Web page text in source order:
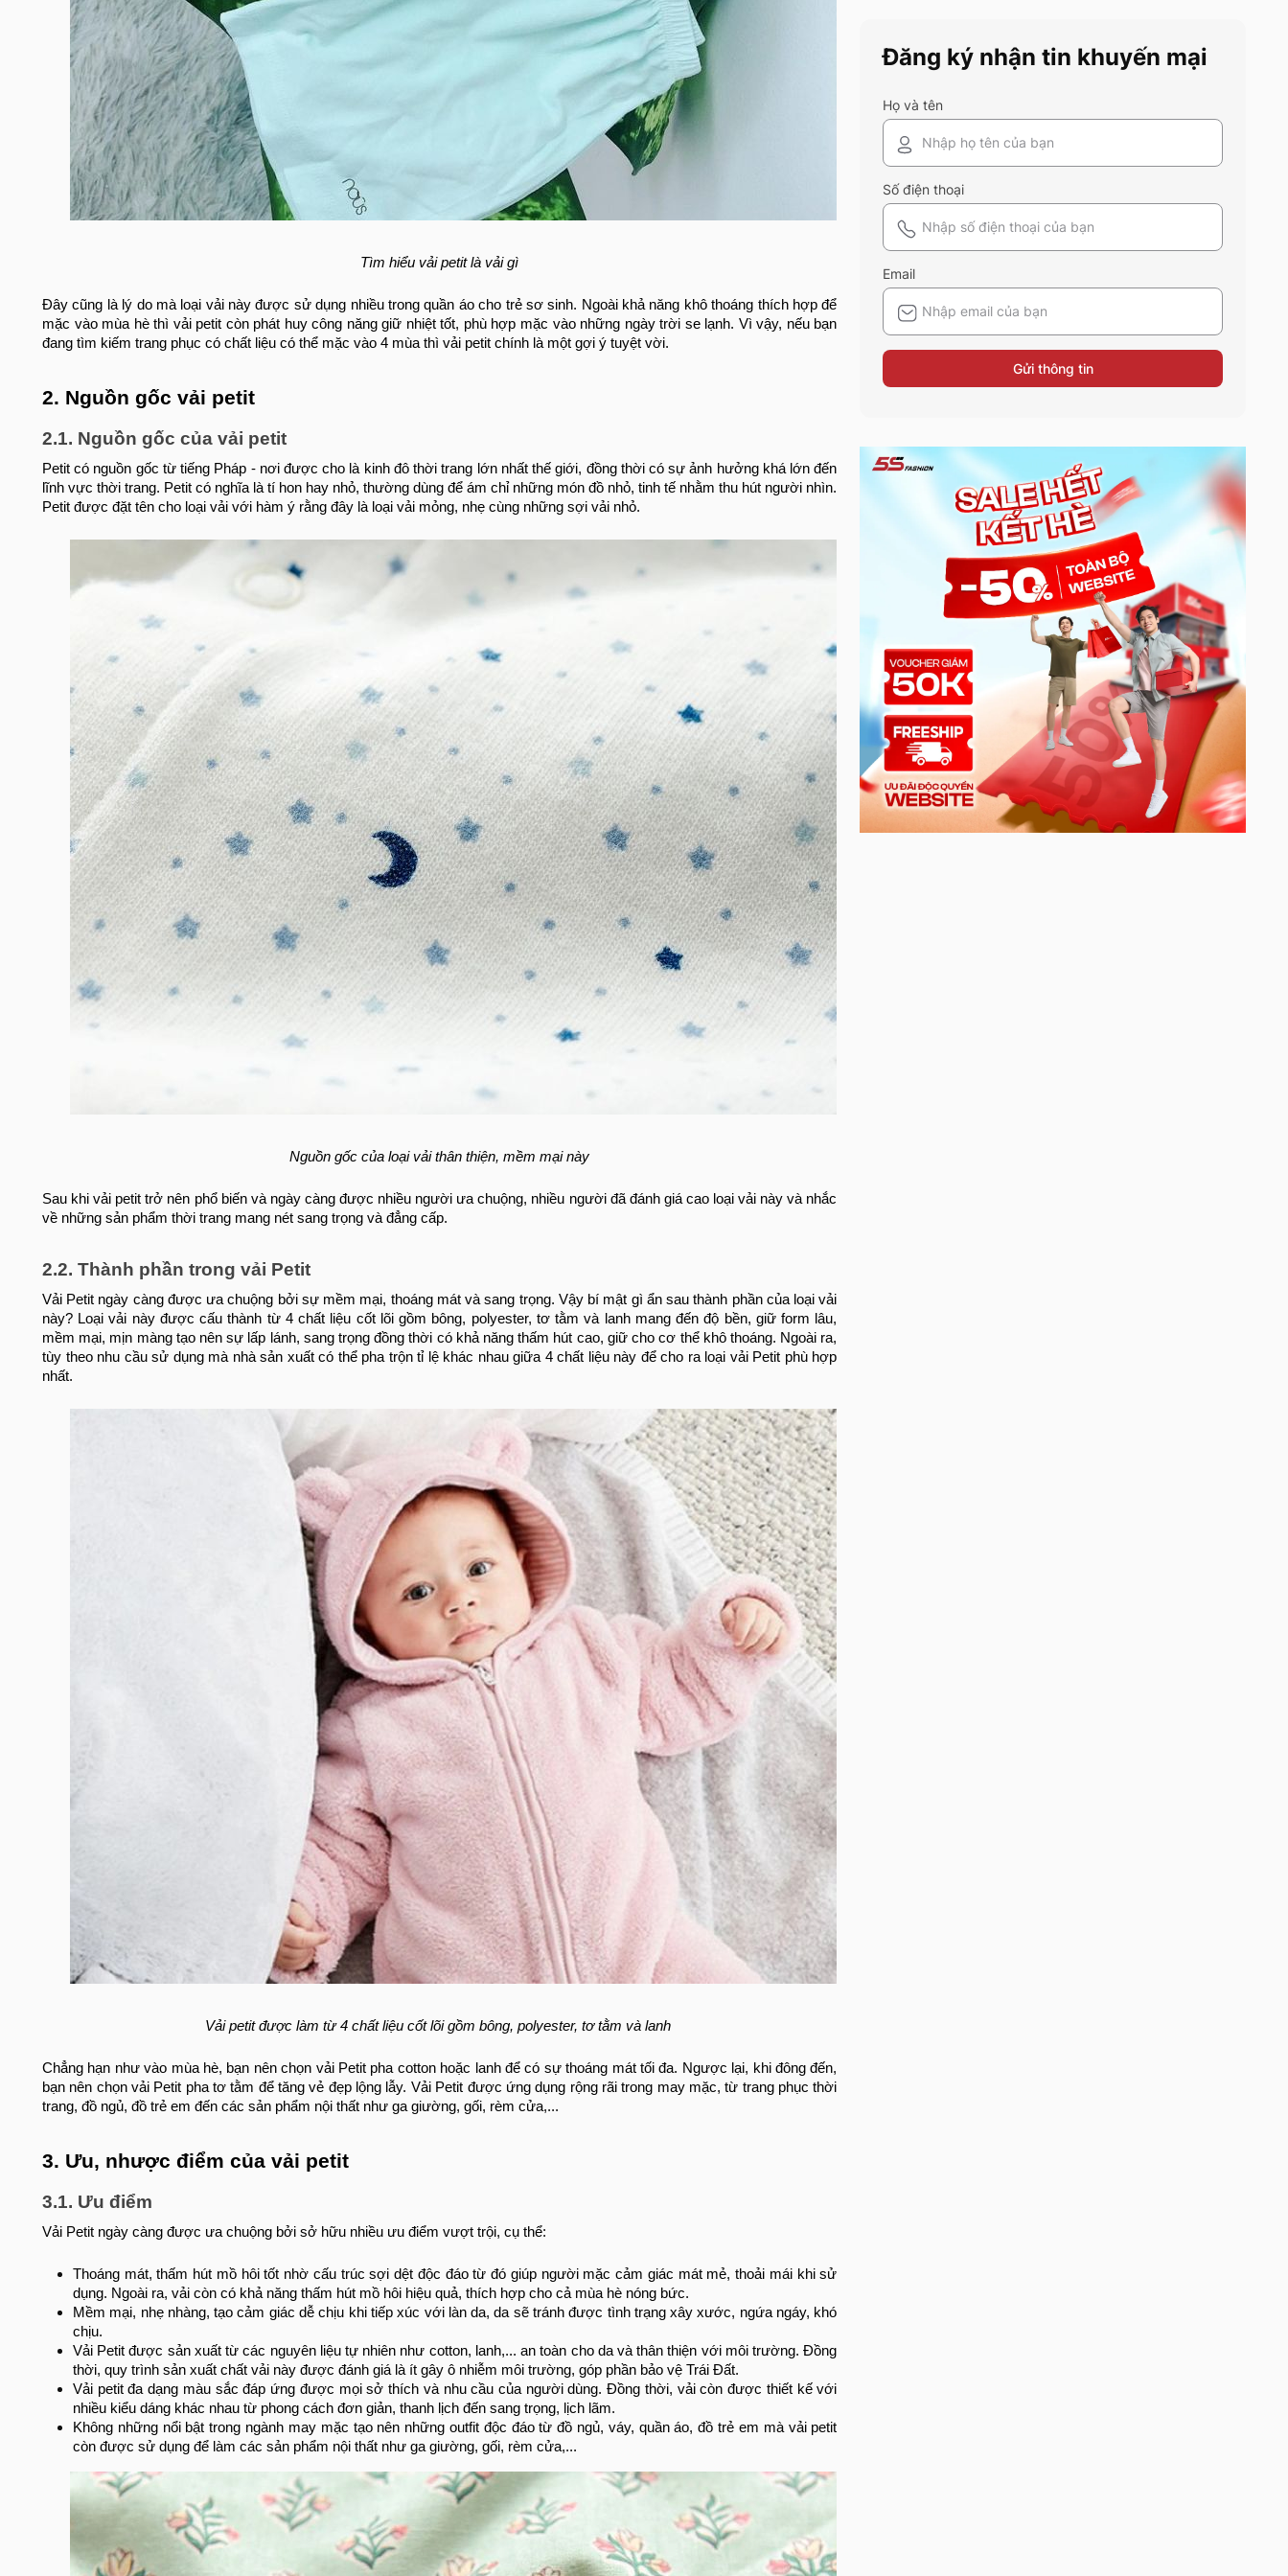
Tìm hiểu vải petit là vải gì
Đây cũng là lý do mà loại vải này được sử dụng nhiều trong quần áo cho trẻ sơ sinh. Ngoài khả năng khô thoáng thích hợp để
mặc vào mùa hè thì vải petit còn phát huy công năng giữ nhiệt tốt, phù hợp mặc vào những ngày trời se lạnh. Vì vậy, nếu bạn
đang tìm kiếm trang phục có chất liệu có thể mặc vào 4 mùa thì vải petit chính là một gợi ý tuyệt vời.
2. Nguồn gốc vải petit
2.1. Nguồn gốc của vải petit
Petit có nguồn gốc từ tiếng Pháp - nơi được cho là kinh đô thời trang lớn nhất thế giới, đồng thời có sự ảnh hưởng khá lớn đến
lĩnh vực thời trang. Petit có nghĩa là tí hon hay nhỏ, thường dùng để ám chỉ những món đồ nhỏ, tinh tế nhằm thu hút người nhìn.
Petit được đặt tên cho loại vải với hàm ý rằng đây là loại vải mỏng, nhẹ cùng những sợi vải nhỏ.
Nguồn gốc của loại vải thân thiện, mềm mại này
Sau khi vải petit trở nên phổ biến và ngày càng được nhiều người ưa chuộng, nhiều người đã đánh giá cao loại vải này và nhắc
về những sản phẩm thời trang mang nét sang trọng và đẳng cấp.
2.2. Thành phần trong vải Petit
Vải Petit ngày càng được ưa chuộng bởi sự mềm mại, thoáng mát và sang trọng. Vậy bí mật gì ẩn sau thành phần của loại vải
này? Loại vải này được cấu thành từ 4 chất liệu cốt lõi gồm bông, polyester, tơ tằm và lanh mang đến độ bền, giữ form lâu,
mềm mại, mịn màng tạo nên sự lấp lánh, sang trọng đồng thời có khả năng thấm hút cao, giữ cho cơ thể khô thoáng. Ngoài ra,
tùy theo nhu cầu sử dụng mà nhà sản xuất có thể pha trộn tỉ lệ khác nhau giữa 4 chất liệu này để cho ra loại vải Petit phù hợp
nhất.
Vải petit được làm từ 4 chất liệu cốt lõi gồm bông, polyester, tơ tằm và lanh
Chẳng hạn như vào mùa hè, bạn nên chọn vải Petit pha cotton hoặc lanh để có sự thoáng mát tối đa. Ngược lại, khi đông đến,
bạn nên chọn vải Petit pha tơ tằm để tăng vẻ đẹp lộng lẫy. Vải Petit được ứng dụng rộng rãi trong may mặc, từ trang phục thời
trang, đồ ngủ, đồ trẻ em đến các sản phẩm nội thất như ga giường, gối, rèm cửa,...
3. Ưu, nhược điểm của vải petit
3.1. Ưu điểm
Vải Petit ngày càng được ưa chuộng bởi sở hữu nhiều ưu điểm vượt trội, cụ thể:
Thoáng mát, thấm hút mồ hôi tốt nhờ cấu trúc sợi dệt độc đáo từ đó giúp người mặc cảm giác mát mẻ, thoải mái khi sử
dụng. Ngoài ra, vải còn có khả năng thấm hút mồ hôi hiệu quả, thích hợp cho cả mùa hè nóng bức.
Mềm mại, nhẹ nhàng, tạo cảm giác dễ chịu khi tiếp xúc với làn da, da sẽ tránh được tình trạng xây xước, ngứa ngáy, khó
chịu.
Vải Petit được sản xuất từ các nguyên liệu tự nhiên như cotton, lanh,... an toàn cho da và thân thiện với môi trường. Đồng
thời, quy trình sản xuất chất vải này được đánh giá là ít gây ô nhiễm môi trường, góp phần bảo vệ Trái Đất.
Vải petit đa dạng màu sắc đáp ứng được mọi sở thích và nhu cầu của người dùng. Đồng thời, vải còn được thiết kế với
nhiều kiểu dáng khác nhau từ phong cách đơn giản, thanh lịch đến sang trọng, lịch lãm.
Không những nổi bật trong ngành may mặc tạo nên những outfit độc đáo từ đồ ngủ, váy, quần áo, đồ trẻ em mà vải petit
còn được sử dụng để làm các sản phẩm nội thất như ga giường, gối, rèm cửa,...
Đăng ký nhận tin khuyến mại
Họ và tên
Số điện thoại
Email
Gửi thông tin